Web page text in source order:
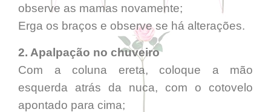
observe as mamas novamente;
Erga os braços e observe se há alterações.
2. Apalpação no chuveiro
Com a coluna ereta, coloque a mão
esquerda atrás da nuca, com o cotovelo
apontado para cima;